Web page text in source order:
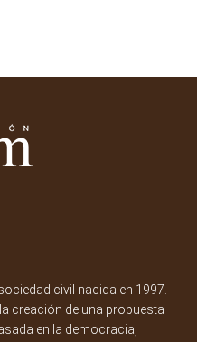
civil nacida en 1997.
creación de una propuesta
en la democracia,